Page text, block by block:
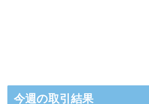
今週の取引結果